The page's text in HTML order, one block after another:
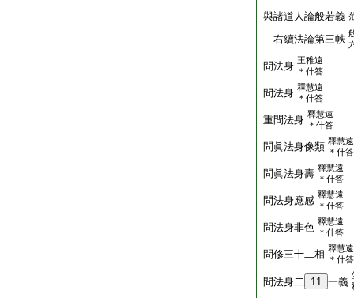
與諸道人論般若義
右續法論第三帙
問法身 王稚遠
＊什答
問法身 釋慧遠
＊什答
重問法身 釋慧遠
＊什答
問眞法身像類 釋慧遠
＊什答
問眞法身壽 釋慧遠
＊什答
問法身應感 釋慧遠
＊什答
問法身非色 釋慧遠
＊什答
問修三十二相 釋慧遠
＊什答
問法身二 11 一義